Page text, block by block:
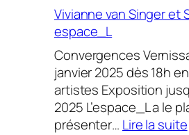
Vivianne van Singer et
espace_L
Convergences
janvier 2025 dès 18h
artistes Exposition
2025 L’espace_L a le
présenter… Lire la suite: